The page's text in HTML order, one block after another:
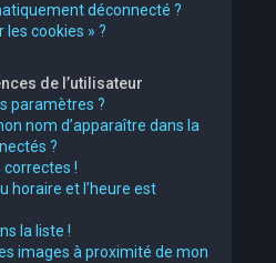
déconnecté ?
cookies » ?
de l’utilisateur
paramètres ?
nom d’apparaître dans la
?
correctes !
horaire et l’heure est
la liste !
images à proximité de mon